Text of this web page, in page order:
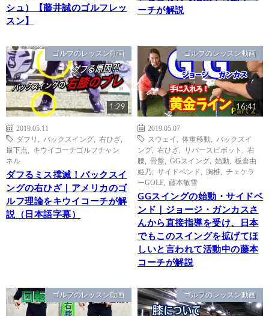
シュ）【藤井誠のゴルフレッ
スン】
ーチが解説
ゴルフのレッスン動画
1:29
2019.05.11
ダフリ
バックスイング 右ひざ
最下点
キウイコーチゴルフチャン
ネル
ダフるミス撲滅！バックスイ
ングの右ひざ｜アメリカのゴ
ルフ理論をキウイコーチが解
説（日本語字幕）
ゴルフのレッスン動画
16:41
2019.05.07
スウェイ
体重移動
バックスイ
ング
右ひざ リバースピボット
右
腰
骨盤 GGスイング 始動
板倉由
姫乃
サイドベンド 胸椎
チェケラ
ーGOLF, 藤本敏雪
GGスイングの始動・サイドベ
ンド｜ジョージ・ガンカスさ
んから直接指導を受け、日本
でもこのスイングを拡げてほ
しいと言われて活動中の藤本
コーチが解説
ゴルフのレッスン動画 ゴルフのレッスン動画